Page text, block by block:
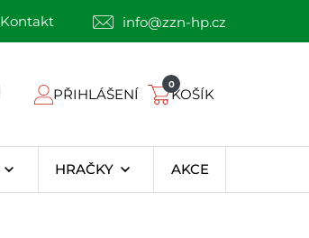
Kontakt info@zzn-hp.cz
PŘIHLÁŠENÍ
0
KOŠÍK
HRAČKY AKCE